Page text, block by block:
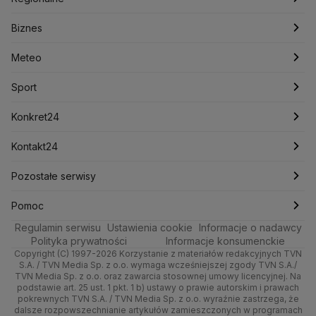
Kryptowaluty
Lotnisko Chopina
Mariusz Błaszczak
Mark Zuckerberg
Ministerstwo Aktywów Państwowych
Ministerstwo Infrastruktury
Ministerstwo Rolnictwa
Ministerstwo Rozwoju i Technologii
Ministerstwo Sportu i Turystyki
Ministerstwo Cyfryzacji
Ministerstwo Edukacji Narodowej
Ministerstwo Finansów
Biznes
Meteo
Sport
Zdrowie
Technologia
Quizy
Tematy
Podcasty
Artykuły
Newslettery
Fakty po Faktach
Fakty o Świecie
Ludzie Faktów
Warszawa
Łódź
Katowice
Kraków
Poznań
Trójmiasto
Kielce
Kujawsko-pomorskie
Lublin
Biznes
Najnowsze
Notowania
Pieniądze
Nieruchomości
Rynki
Dla firm
Handel
Ze świata
Tech
Meteo
Pogoda godzinowa
Pogoda długoterminowa
Pogoda na jutro
Pogoda na weekend
Najnowsze
Polska
Prognoza
Świat
Sport
Piłka Nożna
Tenis
Kolarstwo
Skoki Narciarskie
Sporty zimowe
Lekkoatletyka
Siatkówka
Konkret24
Najnowsze
Polska
Świat
Polityka
Zdrowie
Tech
Kontakt24
Najnowsze
Gorące Tematy
Wyślij zgłoszenie
Pozostałe serwisy
TVN
Dzień Dobry TVN
Uwaga TVN
HGTV
Pomoc
Centrum pomocy
Test zgodności
Oglądaj na TV
Regulamin serwisu Ustawienia cookie
Informacje o nadawcy
Polityka prywatności
Informacje konsumenckie
Copyright (C) 1997-2026 Korzystanie z materiałów redakcyjnych TVN
S.A. / TVN Media Sp. z o.o. wymaga wcześniejszej zgody TVN S.A./
TVN Media Sp. z o.o. oraz zawarcia stosownej umowy licencyjnej. Na
podstawie art. 25 ust. 1 pkt. 1 b) ustawy o prawie autorskim i prawach
pokrewnych TVN S.A. / TVN Media Sp. z o.o. wyraźnie zastrzega, że
dalsze rozpowszechnianie artykułów zamieszczonych w programach